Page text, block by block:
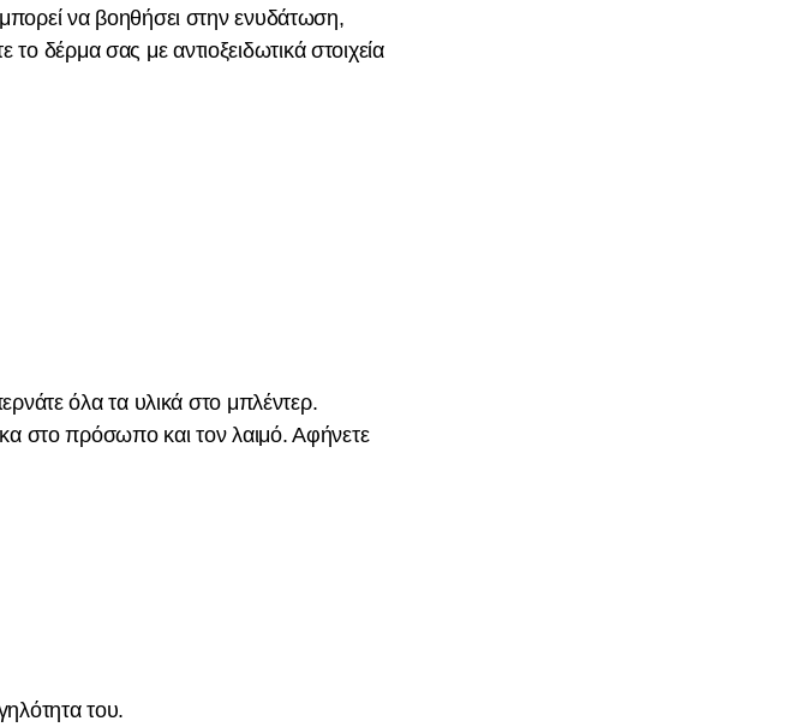
να βοηθήσει στην ενυδάτωση,
δέρμα σας με αντιοξειδωτικά στοιχεία
όλα τα υλικά στο μπλέντερ.
στο πρόσωπο και τον λαιμό. Αφήνετε
του.